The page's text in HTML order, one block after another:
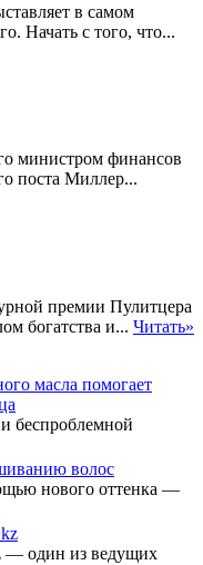
в самом
Начать с того, что...
министром финансов
поста Миллер...
премии Пулитцера
богатства и... Читать»
масла помогает
беспроблемной
волос
нового оттенка —
— один из ведущих